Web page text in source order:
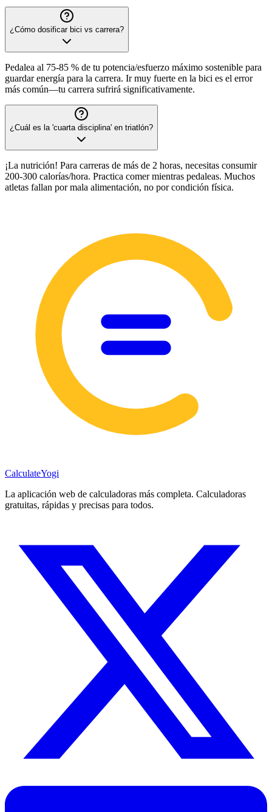
¿Cómo dosificar bici vs carrera?
Pedalea al 75-85 % de tu potencia/esfuerzo máximo sostenible para
guardar energía para la carrera. Ir muy fuerte en la bici es el error
más común—tu carrera sufrirá significativamente.
¿Cuál es la 'cuarta disciplina' en triatlón?
¡La nutrición! Para carreras de más de 2 horas, necesitas consumir
200-300 calorías/hora. Practica comer mientras pedaleas. Muchos
atletas fallan por mala alimentación, no por condición física.
CalculateYogi
La aplicación web de calculadoras más completa. Calculadoras
gratuitas, rápidas y precisas para todos.